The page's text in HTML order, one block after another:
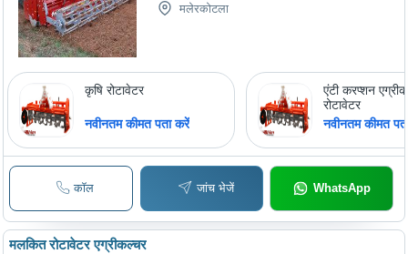
मलेरकोटला
कृषि रोटावेटर
नवीनतम कीमत पता करें
एंटी करप्शन
रोटावेटर
नवीनतम कीमत
कॉल जांच भेजें WhatsApp
मलकित रोटावेटर एग्रीकल्चर